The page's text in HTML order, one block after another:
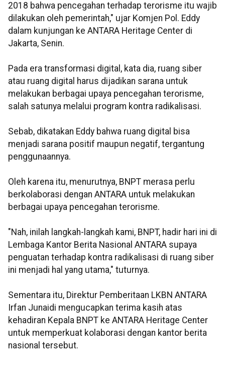
2018 bahwa pencegahan terhadap terorisme itu wajib
dilakukan oleh pemerintah," ujar Komjen Pol. Eddy
dalam kunjungan ke ANTARA Heritage Center di
Jakarta, Senin.
Pada era transformasi digital, kata dia, ruang siber
atau ruang digital harus dijadikan sarana untuk
melakukan berbagai upaya pencegahan terorisme,
salah satunya melalui program kontra radikalisasi.
Sebab, dikatakan Eddy bahwa ruang digital bisa
menjadi sarana positif maupun negatif, tergantung
penggunaannya.
Oleh karena itu, menurutnya, BNPT merasa perlu
berkolaborasi dengan ANTARA untuk melakukan
berbagai upaya pencegahan terorisme.
"Nah, inilah langkah-langkah kami, BNPT, hadir hari ini di
Lembaga Kantor Berita Nasional ANTARA supaya
penguatan terhadap kontra radikalisasi di ruang siber
ini menjadi hal yang utama," tuturnya.
Sementara itu, Direktur Pemberitaan LKBN ANTARA
Irfan Junaidi mengucapkan terima kasih atas
kehadiran Kepala BNPT ke ANTARA Heritage Center
untuk memperkuat kolaborasi dengan kantor berita
nasional tersebut.